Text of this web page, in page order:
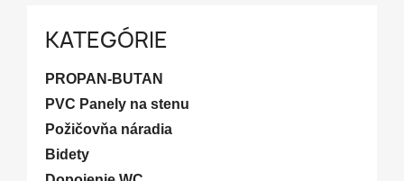
KATEGÓRIE
PROPAN-BUTAN
PVC Panely na stenu
Požičovňa náradia
Bidety